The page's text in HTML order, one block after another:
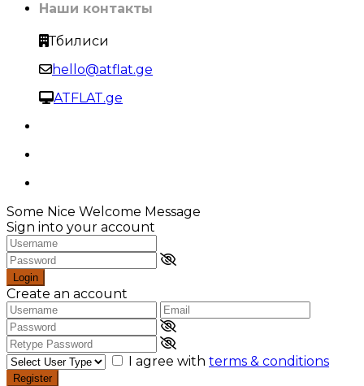
Наши контакты
Тбилиси
hello@atflat.ge
ATFLAT.ge
Some Nice Welcome Message
Sign into your account
Login
Create an account
I agree with terms & conditions
Register